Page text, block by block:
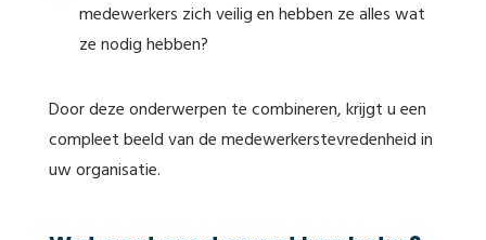
medewerkers zich veilig en hebben ze alles wat
ze nodig hebben?
Door deze onderwerpen te combineren, krijgt u een
compleet beeld van de medewerkerstevredenheid in
uw organisatie.